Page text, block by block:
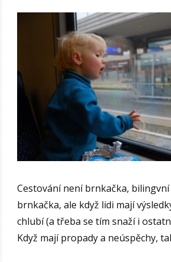
Cestování není brnkačka,
brnkačka, ale když lidi mají
chlubí (a třeba se tím snaží i
Když mají propady a neúspěchy,